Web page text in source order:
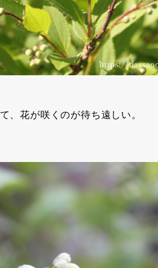
、花が咲くのが待ち遠しい。